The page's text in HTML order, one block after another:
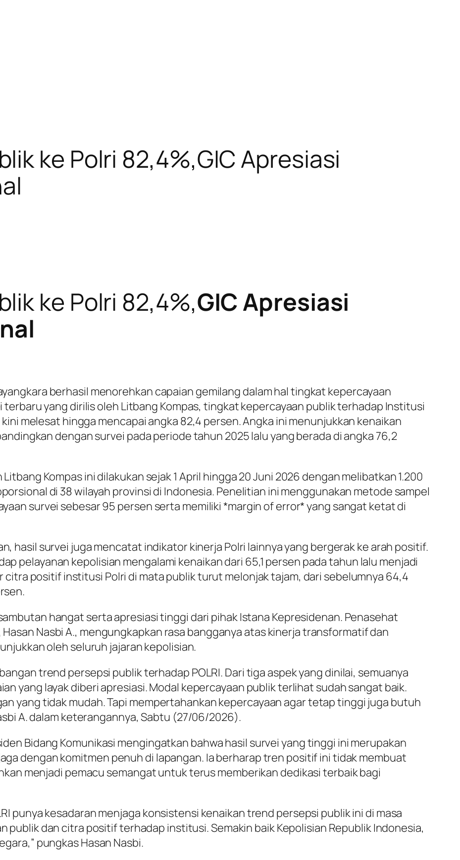
ke Polri 82,4%,GIC Apresiasi
ke Polri 82,4%,GIC Apresiasi
berhasil menorehkan capaian gemilang dalam hal tingkat kepercayaan
terbaru yang dirilis oleh Litbang Kompas, tingkat kepercayaan publik terhadap Institusi
melesat hingga mencapai angka 82,4 persen. Angka ini menunjukkan kenaikan
dengan survei pada periode tahun 2025 lalu yang berada di angka 76,2
Kompas ini dilakukan sejak 1 April hingga 20 Juni 2026 dengan melibatkan 1.200
di 38 wilayah provinsi di Indonesia. Penelitian ini menggunakan metode sampel
survei sebesar 95 persen serta memiliki *margin of error* yang sangat ketat di
hasil survei juga mencatat indikator kinerja Polri lainnya yang bergerak ke arah positif.
pelayanan kepolisian mengalami kenaikan dari 65,1 persen pada tahun lalu menjadi
positif institusi Polri di mata publik turut melonjak tajam, dari sebelumnya 64,4
hangat serta apresiasi tinggi dari pihak Istana Kepresidenan. Penasehat
Nasbi A., mengungkapkan rasa bangganya atas kinerja transformatif dan
oleh seluruh jajaran kepolisian.
trend persepsi publik terhadap POLRI. Dari tiga aspek yang dinilai, semuanya
yang layak diberi apresiasi. Modal kepercayaan publik terlihat sudah sangat baik.
yang tidak mudah. Tapi mempertahankan kepercayaan agar tetap tinggi juga butuh
A. dalam keterangannya, Sabtu (27/06/2026).
Bidang Komunikasi mengingatkan bahwa hasil survei yang tinggi ini merupakan
dengan komitmen penuh di lapangan. Ia berharap tren positif ini tidak membuat
menjadi pemacu semangat untuk terus memberikan dedikasi terbaik bagi
punya kesadaran menjaga konsistensi kenaikan trend persepsi publik ini di masa
publik dan citra positif terhadap institusi. Semakin baik Kepolisian Republik Indonesia,
pungkas Hasan Nasbi.